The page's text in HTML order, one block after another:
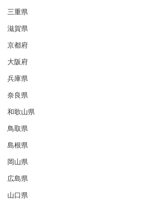
三重県
滋賀県
京都府
大阪府
兵庫県
奈良県
和歌山県
鳥取県
島根県
岡山県
広島県
山口県